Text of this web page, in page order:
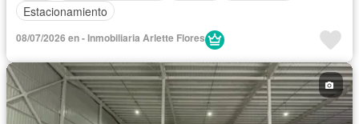
Estacionamiento
08/07/2026 en - Inmobiliaria Arlette Flores